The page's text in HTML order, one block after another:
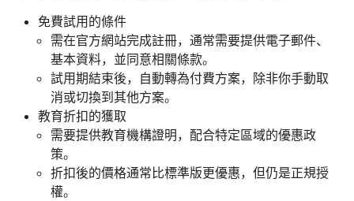
免費試用的條件
需在官方網站完成註冊，通常需要提供電子郵件、
基本資料，並同意相關條款。
試用期結束後，自動轉為付費方案，除非你手動取
消或切換到其他方案。
教育折扣的獲取
需要提供教育機構證明，配合特定區域的優惠政
策。
折扣後的價格通常比標準版更優惠，但仍是正規授
權。